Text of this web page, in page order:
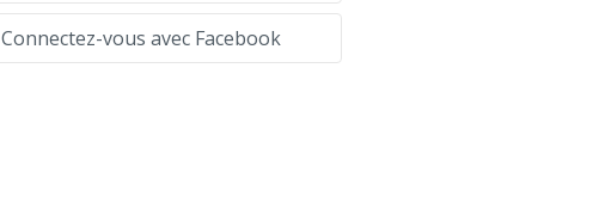
Connectez-vous avec Facebook